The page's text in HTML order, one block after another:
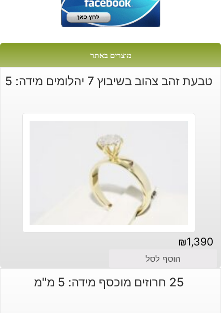
מוצרים באתר
טבעת זהב צהוב בשיבוץ 7 יהלומים מידה: 5
₪1,390
הוסף לסל
25 חרוזים מוכסף מידה: 5 מ"מ